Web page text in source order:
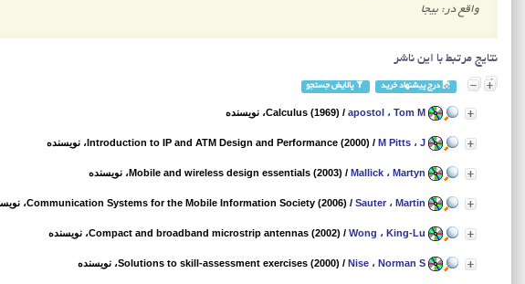
واقع در: بیجا
نتایج مرتبط با این ناشر
درج پیشنهاد خرید پالایش جستجو
Calculus (1969) / apostol ، Tom M ، نویسنده
Introduction to IP and ATM Design and Performance (2000) / M Pitts ، J ، نویسنده
Mobile and wireless design essentials (2003) / Mallick ، Martyn ، نویسنده
Communication Systems for the Mobile Information Society (2006) / Sauter ، Martin ،
Compact and broadband microstrip antennas (2002) / Wong ، King-Lu ، نویسنده
Solutions to skill-assessment exercises (2000) / Nise ، Norman S ، نویسنده